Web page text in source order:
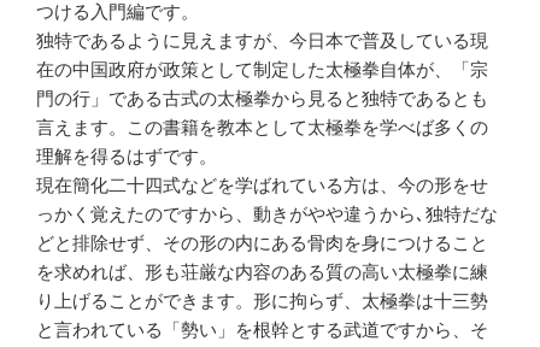
つける入門編です。
独特であるように見えますが、今日本で普及している現
在の中国政府が政策として制定した太極拳自体が、「宗
門の行」である古式の太極拳から見ると独特であるとも
言えます。この書籍を教本として太極拳を学べば多くの
理解を得るはずです。
現在簡化二十四式などを学ばれている方は、今の形をせ
っかく覚えたのですから、動きがやや違うから､独特だな
どと排除せず、その形の内にある骨肉を身につけること
を求めれば、形も荘厳な内容のある質の高い太極拳に練
り上げることができます。形に拘らず、太極拳は十三勢
と言われている「勢い」を根幹とする武道ですから、そ